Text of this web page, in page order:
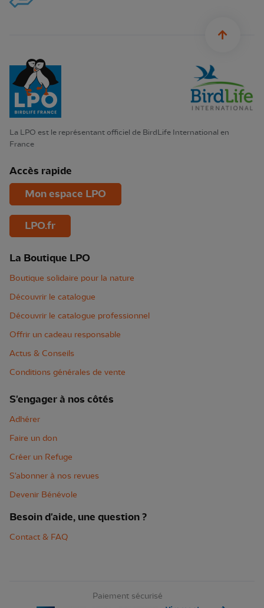
La LPO est le représentant officiel de BirdLife International en
France
Accès rapide
Mon espace LPO
LPO.fr
La Boutique LPO
Boutique solidaire pour la nature
Découvrir le catalogue
Découvrir le catalogue professionnel
Offrir un cadeau responsable
Actus & Conseils
Conditions générales de vente
S'engager à nos côtés
Adhérer
Faire un don
Créer un Refuge
S'abonner à nos revues
Devenir Bénévole
Besoin d'aide, une question ?
Contact & FAQ
Paiement sécurisé